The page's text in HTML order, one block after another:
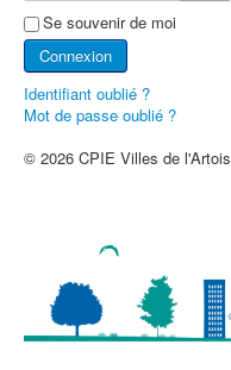
Se souvenir de moi
Connexion
Identifiant oublié ?
Mot de passe oublié ?
© 2026 CPIE Villes de l'Artois